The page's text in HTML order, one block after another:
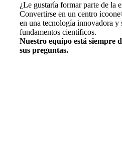
¿Le gustaría formar parte de la
Convertirse en un centro
en una tecnología innovadora y
fundamentos científicos.
Nuestro equipo está siempre
sus preguntas.